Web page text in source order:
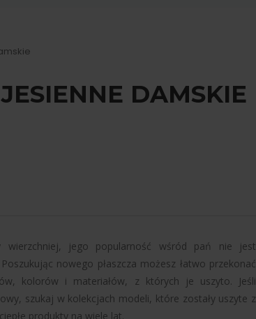
DAMSKIE
wierzchniej, jego popularność wśród pań nie jest
nowego płaszcza możesz łatwo przekonać
kolorów i materiałów, z których je uszyto. Jeśli
szukaj w kolekcjach modeli, które zostały uszyte z
produkty na wiele lat.